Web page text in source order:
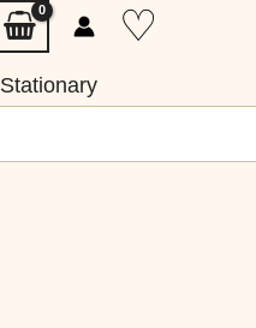
♡
Stationary